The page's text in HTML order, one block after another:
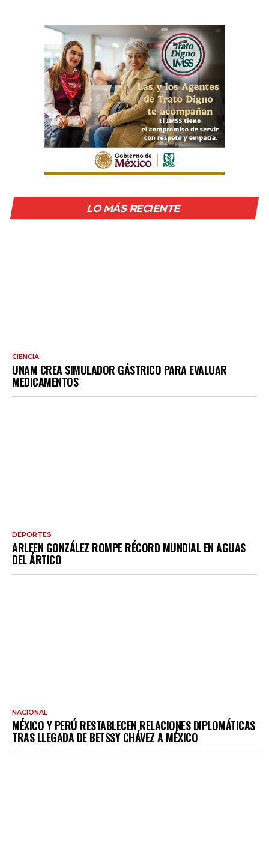
LO MÁS RECIENTE
CIENCIA
UNAM CREA SIMULADOR GÁSTRICO PARA EVALUAR
MEDICAMENTOS
DEPORTES
ARLEEN GONZÁLEZ ROMPE RÉCORD MUNDIAL EN AGUAS
DEL ÁRTICO
NACIONAL
MÉXICO Y PERÚ RESTABLECEN RELACIONES DIPLOMÁTICAS
TRAS LLEGADA DE BETSSY CHÁVEZ A MÉXICO